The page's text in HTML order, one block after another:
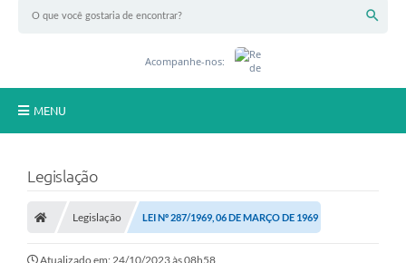
Acompanhe-nos:
MENU
A Cidade
A Prefeitura
Notícias
Legislação
Legislação LEI Nº 287/1969, 06 DE MARÇO DE 1969
Atualizado em: 24/10/2023 às 08h58